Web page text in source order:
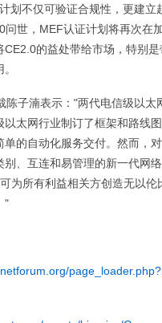
划不仅可验证合规性，更建立
问世，MEF认证计划将再次在
CE2.0的益处带给市场，特别
陈子湳表示："两代电信级以太
以太网行业制订了框架和路线
单的自动化服务交付。然而，
别、互连和易管理的新一代网
为所有利益相关方创造无以伦
"